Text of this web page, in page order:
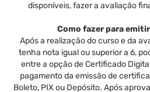
disponíveis, fazer a avaliação
Como fazer para
Após a realização do curso e da
tenha nota igual ou superior a 6,
entre a opção de Certificado
pagamento da emissão de
Boleto, PIX ou Depósito. Após